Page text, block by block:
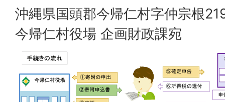
沖縄県国頭郡今帰仁村字仲宗根
今帰仁村役場 企画財政課宛